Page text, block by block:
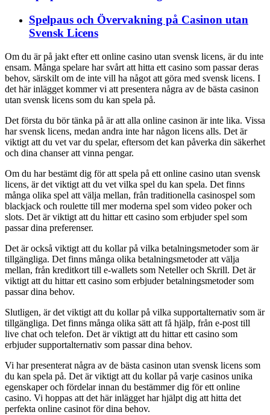
Spelpaus och Övervakning på Casinon utan
Svensk Licens
Om du är på jakt efter ett online casino utan svensk licens, är du inte
ensam. Många spelare har svårt att hitta ett casino som passar deras
behov, särskilt om de inte vill ha något att göra med svensk licens. I
det här inlägget kommer vi att presentera några av de bästa casinon
utan svensk licens som du kan spela på.
Det första du bör tänka på är att alla online casinon är inte lika. Vissa
har svensk licens, medan andra inte har någon licens alls. Det är
viktigt att du vet var du spelar, eftersom det kan påverka din säkerhet
och dina chanser att vinna pengar.
Om du har bestämt dig för att spela på ett online casino utan svensk
licens, är det viktigt att du vet vilka spel du kan spela. Det finns
många olika spel att välja mellan, från traditionella casinospel som
blackjack och roulette till mer moderna spel som video poker och
slots. Det är viktigt att du hittar ett casino som erbjuder spel som
passar dina preferenser.
Det är också viktigt att du kollar på vilka betalningsmetoder som är
tillgängliga. Det finns många olika betalningsmetoder att välja
mellan, från kreditkort till e-wallets som Neteller och Skrill. Det är
viktigt att du hittar ett casino som erbjuder betalningsmetoder som
passar dina behov.
Slutligen, är det viktigt att du kollar på vilka supportalternativ som är
tillgängliga. Det finns många olika sätt att få hjälp, från e-post till
live chat och telefon. Det är viktigt att du hittar ett casino som
erbjuder supportalternativ som passar dina behov.
Vi har presenterat några av de bästa casinon utan svensk licens som
du kan spela på. Det är viktigt att du kollar på varje casinos unika
egenskaper och fördelar innan du bestämmer dig för ett online
casino. Vi hoppas att det här inlägget har hjälpt dig att hitta det
perfekta online casinot för dina behov.